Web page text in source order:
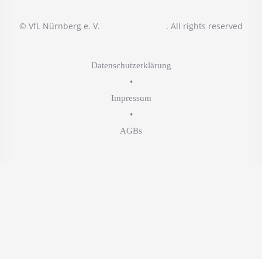
© VfL Nürnberg e. V. . All rights reserved
Datenschutzerklärung
•
Impressum
•
AGBs